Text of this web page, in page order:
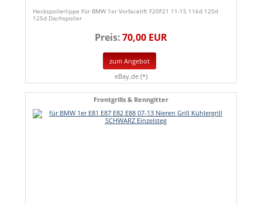
Heckspoilerlippe Für BMW 1er Vorfacelift F20F21 11-15 116d 120d
125d Dachspoiler
Preis:70,00 EUR
zum Angebot
eBay.de (*)
Frontgrills & Renngitter